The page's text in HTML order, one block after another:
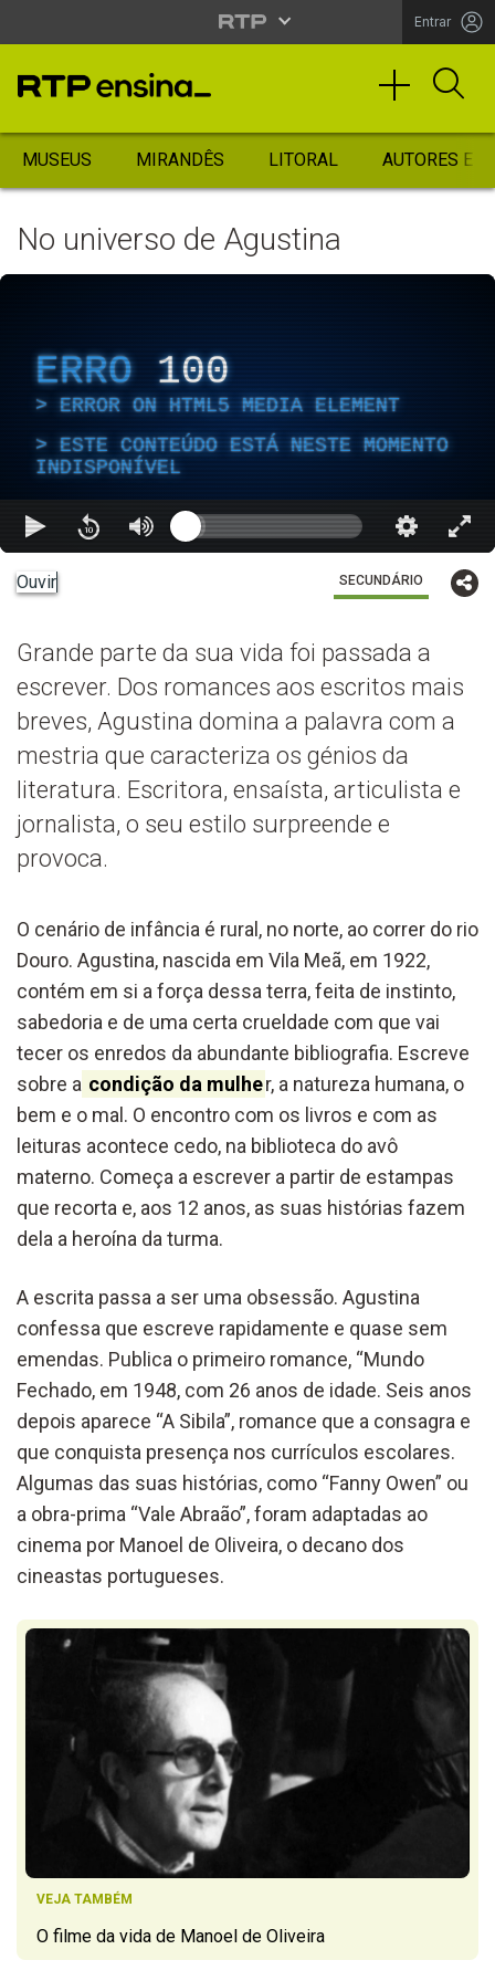
Entrar
MUSEUS MIRANDÊS LITORAL AUTORES
No universo de Agustina
ERRO 100
ERROR ON HTML5 MEDIA ELEMENT
ESTE CONTEÚDO ESTÁ NESTE MOMENTO
INDISPONÍVEL
Ouvir SECUNDÁRIO
Grande parte da sua vida foi passada a
escrever. Dos romances aos escritos mais
breves, Agustina domina a palavra com a
mestria que caracteriza os génios da
literatura. Escritora, ensaísta, articulista e
jornalista, o seu estilo surpreende e
provoca.
O cenário de infância é rural, no norte, ao correr do rio
Douro. Agustina, nascida em Vila Meã, em 1922,
contém em si a força dessa terra, feita de instinto,
sabedoria e de uma certa crueldade com que vai
tecer os enredos da abundante bibliografia. Escreve
sobre a condição da mulher, a natureza humana, o
bem e o mal. O encontro com os livros e com as
leituras acontece cedo, na biblioteca do avô
materno. Começa a escrever a partir de estampas
que recorta e, aos 12 anos, as suas histórias fazem
dela a heroína da turma.
A escrita passa a ser uma obsessão. Agustina
confessa que escreve rapidamente e quase sem
emendas. Publica o primeiro romance, “Mundo
Fechado, em 1948, com 26 anos de idade. Seis anos
depois aparece “A Sibila”, romance que a consagra e
que conquista presença nos currículos escolares.
Algumas das suas histórias, como “Fanny Owen” ou
a obra-prima “Vale Abraão”, foram adaptadas ao
cinema por Manoel de Oliveira, o decano dos
cineastas portugueses.
VEJA TAMBÉM
O filme da vida de Manoel de Oliveira